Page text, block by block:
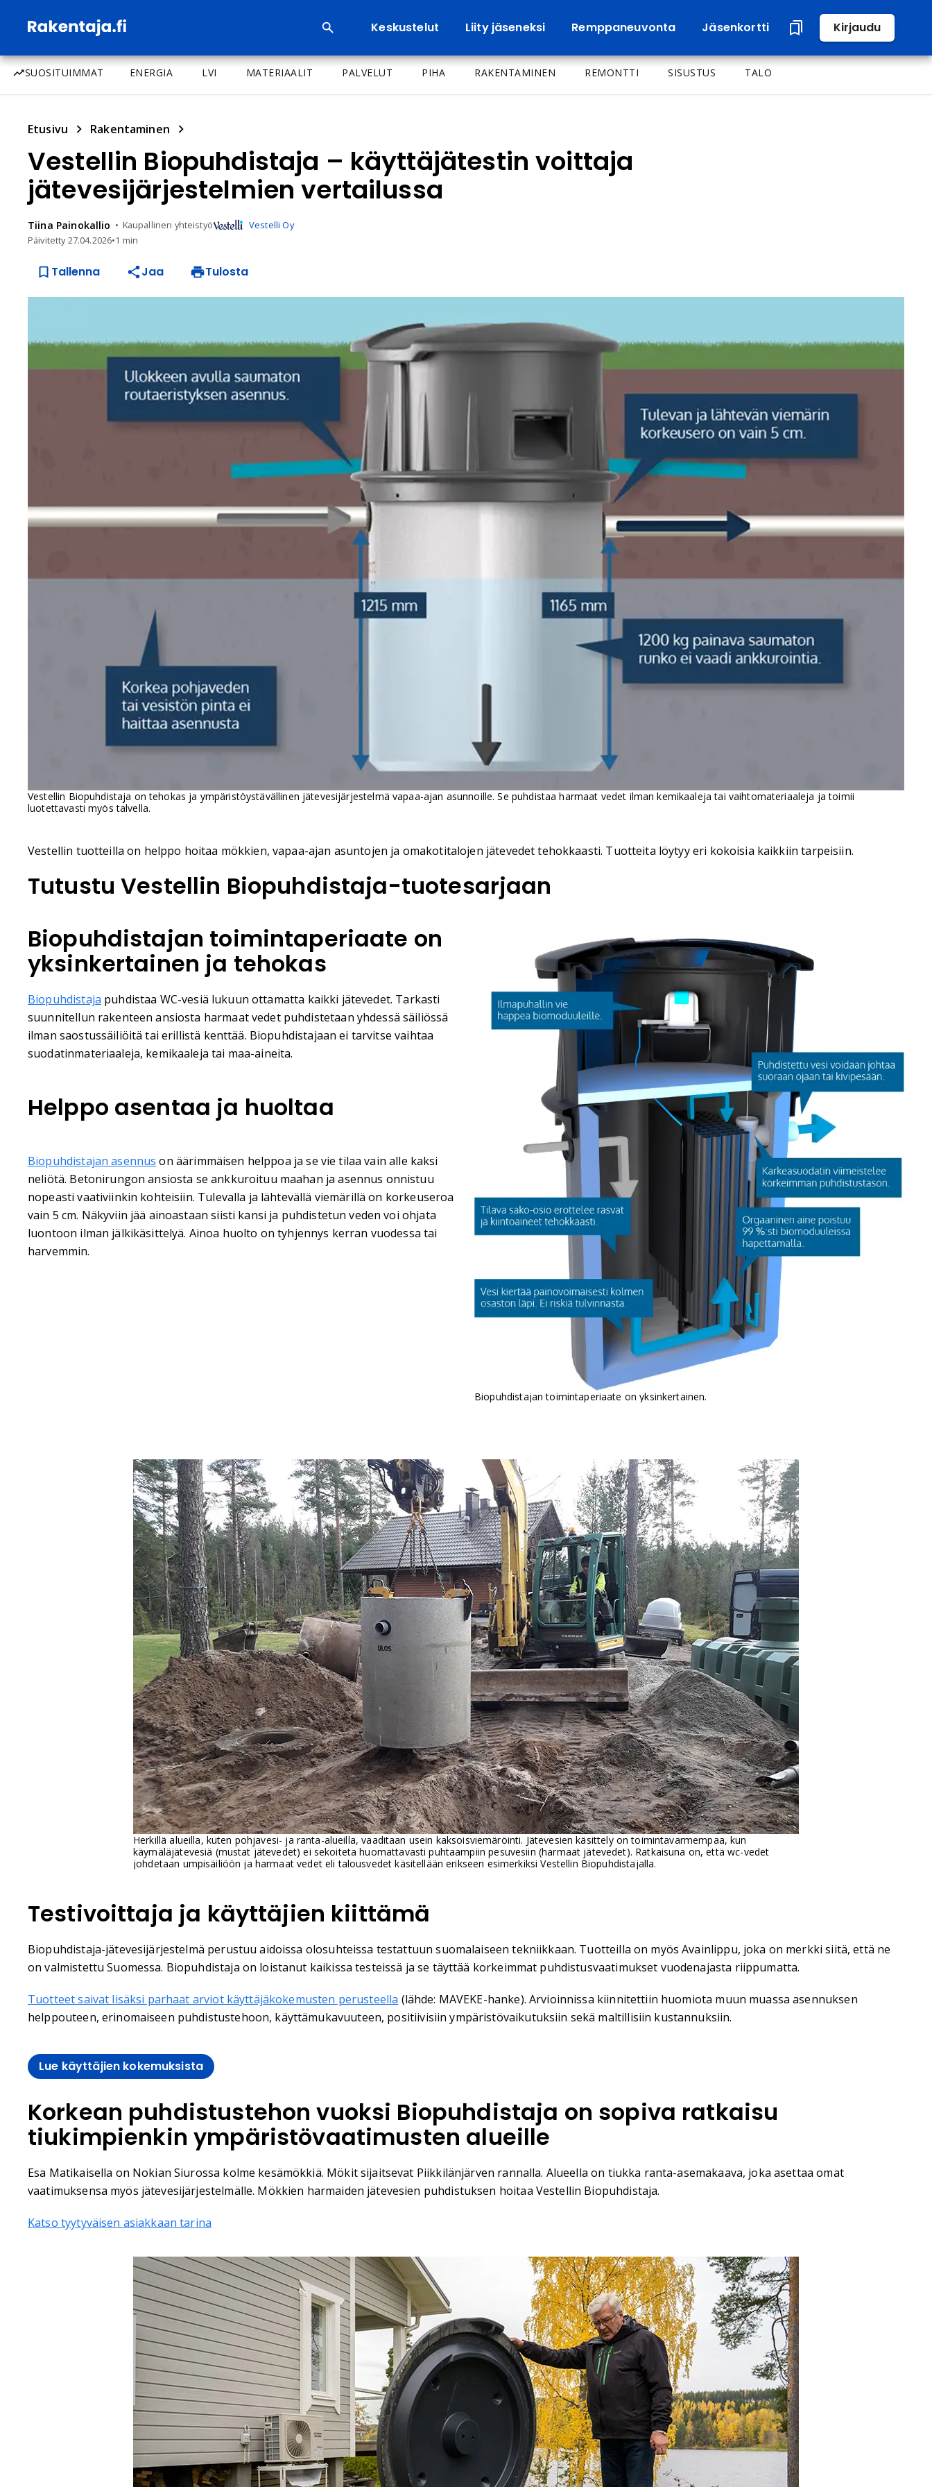
Keskustelut Liity jäseneksi Remppaneuvonta Jäsenkortti Kirjaudu
SUOSITUIMMAT ENERGIA LVI MATERIAALIT PALVELUT PIHA RAKENTAMINEN REMONTTI SISUSTUS TALO
Etusivu Rakentaminen
Vestellin Biopuhdistaja – käyttäjätestin voittaja
jätevesijärjestelmien vertailussa
Tiina Painokallio Kaupallinen yhteistyö
Vestelli Oy
Päivitetty27.04.2026•1 min
Tallenna Jaa Tulosta
Vestellin Biopuhdistaja on tehokas ja ympäristöystävällinen jätevesijärjestelmä vapaa-ajan asunnoille. Se puhdistaa harmaat vedet ilman kemikaaleja tai vaihtomateriaaleja ja toimii
luotettavasti myös talvella.
Vestellin tuotteilla on helppo hoitaa mökkien, vapaa-ajan asuntojen ja omakotitalojen jätevedet tehokkaasti. Tuotteita löytyy eri kokoisia kaikkiin tarpeisiin.
Tutustu Vestellin Biopuhdistaja-tuotesarjaan
Biopuhdistajan toimintaperiaate on
yksinkertainen ja tehokas
Biopuhdistaja puhdistaa WC-vesiä lukuun ottamatta kaikki jätevedet. Tarkasti
suunnitellun rakenteen ansiosta harmaat vedet puhdistetaan yhdessä säiliössä
ilman saostussäiliöitä tai erillistä kenttää. Biopuhdistajaan ei tarvitse vaihtaa
suodatinmateriaaleja, kemikaaleja tai maa-aineita.
Helppo asentaa ja huoltaa
Biopuhdistajan asennus on äärimmäisen helppoa ja se vie tilaa vain alle kaksi
neliötä. Betonirungon ansiosta se ankkuroituu maahan ja asennus onnistuu
nopeasti vaativiinkin kohteisiin. Tulevalla ja lähtevällä viemärillä on korkeuseroa
vain 5 cm. Näkyviin jää ainoastaan siisti kansi ja puhdistetun veden voi ohjata
luontoon ilman jälkikäsittelyä. Ainoa huolto on tyhjennys kerran vuodessa tai
harvemmin.
Biopuhdistajan toimintaperiaate on yksinkertainen.
Herkillä alueilla, kuten pohjavesi- ja ranta-alueilla, vaaditaan usein kaksoisviemäröinti. Jätevesien käsittely on toimintavarmempaa, kun
käymäläjätevesiä (mustat jätevedet) ei sekoiteta huomattavasti puhtaampiin pesuvesiin (harmaat jätevedet). Ratkaisuna on, että wc-vedet
johdetaan umpisäiliöön ja harmaat vedet eli talousvedet käsitellään erikseen esimerkiksi Vestellin Biopuhdistajalla.
Testivoittaja ja käyttäjien kiittämä
Biopuhdistaja-jätevesijärjestelmä perustuu aidoissa olosuhteissa testattuun suomalaiseen tekniikkaan. Tuotteilla on myös Avainlippu, joka on merkki siitä, että ne
on valmistettu Suomessa. Biopuhdistaja on loistanut kaikissa testeissä ja se täyttää korkeimmat puhdistusvaatimukset vuodenajasta riippumatta.
Tuotteet saivat lisäksi parhaat arviot käyttäjäkokemusten perusteella (lähde: MAVEKE-hanke). Arvioinnissa kiinnitettiin huomiota muun muassa asennuksen
helppouteen, erinomaiseen puhdistustehoon, käyttämukavuuteen, positiivisiin ympäristövaikutuksiin sekä maltillisiin kustannuksiin.
Lue käyttäjien kokemuksista
Korkean puhdistustehon vuoksi Biopuhdistaja on sopiva ratkaisu
tiukimpienkin ympäristövaatimusten alueille
Esa Matikaisella on Nokian Siurossa kolme kesämökkiä. Mökit sijaitsevat Piikkilänjärven rannalla. Alueella on tiukka ranta-asemakaava, joka asettaa omat
vaatimuksensa myös jätevesijärjestelmälle. Mökkien harmaiden jätevesien puhdistuksen hoitaa Vestellin Biopuhdistaja.
Katso tyytyväisen asiakkaan tarina